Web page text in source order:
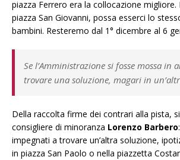
piazza Ferrero era la collocazione migliore.
piazza San Giovanni, possa esserci lo
bambini. Resteremo dal 1° dicembre al 6
Se l’Amministrazione si fosse mossa in
trovare una soluzione, magari in
Della raccolta firme dei contrari alla pista,
consigliere di minoranza Lorenzo Barbero
impegnati a trovare un’altra soluzione,
in piazza San Paolo o nella piazzetta